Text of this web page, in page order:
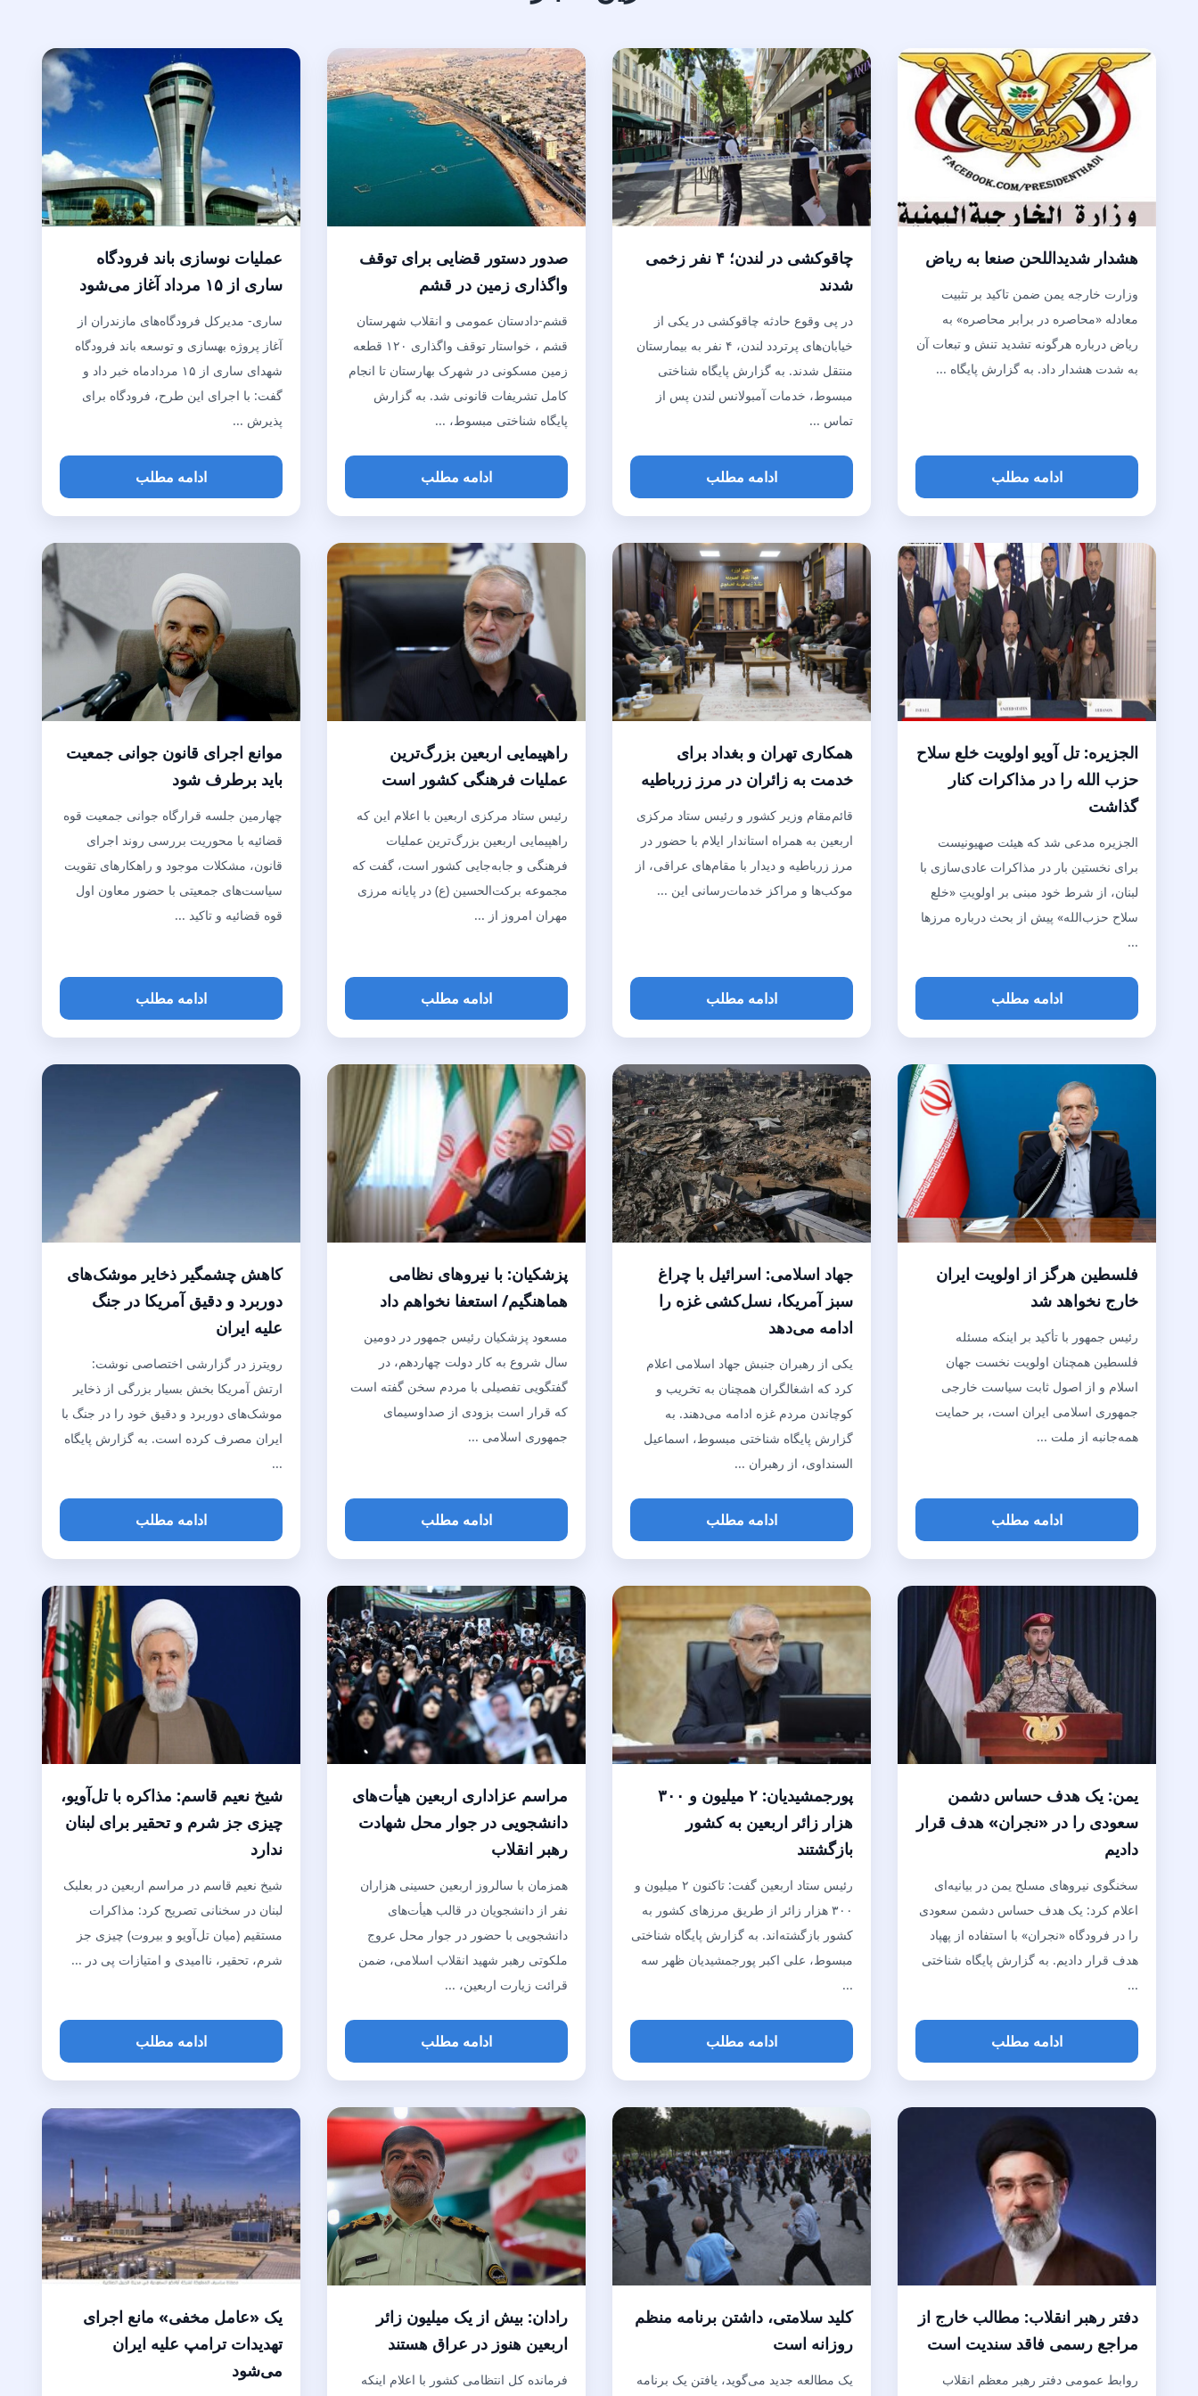
هشدار شدیداللحن صنعا به ریاض
وزارت خارجه یمن ضمن تاکید بر تثبیت
معادله «محاصره در برابر محاصره» به
ریاض درباره هرگونه تشدید تنش و تبعات آن
به شدت هشدار داد. به گزارش پایگاه ...
ادامه مطلب
چاقوکشی در لندن؛ ۴ نفر زخمی
شدند
در پی وقوع حادثه چاقوکشی در یکی از
خیابان‌های پرتردد لندن، ۴ نفر به بیمارستان
منتقل شدند. به گزارش پایگاه شناختی
مبسوط، خدمات آمبولانس لندن پس از
تماس ...
ادامه مطلب
صدور دستور قضایی برای توقف
واگذاری زمین در قشم
قشم-دادستان عمومی و انقلاب شهرستان
قشم ، خواستار توقف واگذاری ۱۲۰ قطعه
زمین مسکونی در شهرک بهارستان تا انجام
کامل تشریفات قانونی شد. به گزارش
پایگاه شناختی مبسوط، ...
ادامه مطلب
عملیات نوسازی باند فرودگاه
ساری از ۱۵ مرداد آغاز می‌شود
ساری- مدیرکل فرودگاه‌های مازندران از
آغاز پروژه بهسازی و توسعه باند فرودگاه
شهدای ساری از ۱۵ مردادماه خبر داد و
گفت: با اجرای این طرح، فرودگاه برای
پذیرش ...
ادامه مطلب
الجزیره: تل آویو اولویت خلع سلاح
حزب الله را در مذاکرات کنار
گذاشت
الجزیره مدعی شد که هیئت صهیونیست
برای نخستین بار در مذاکرات عادی‌سازی با
لبنان، از شرط خود مبنی بر اولویتِ «خلع
سلاح حزب‌الله» پیش از بحث درباره مرزها
...
ادامه مطلب
همکاری تهران و بغداد برای
خدمت به زائران در مرز زرباطیه
قائم‌مقام وزیر کشور و رئیس ستاد مرکزی
اربعین به همراه استاندار ایلام با حضور در
مرز زرباطیه و دیدار با مقام‌های عراقی، از
موکب‌ها و مراکز خدمات‌رسانی این ...
ادامه مطلب
راهپیمایی اربعین بزرگ‌ترین
عملیات فرهنگی کشور است
رئیس ستاد مرکزی اربعین با اعلام این که
راهپیمایی اربعین بزرگ‌ترین عملیات
فرهنگی و جابه‌جایی کشور است، گفت که
مجموعه برکت‌الحسین (ع) در پایانه مرزی
مهران امروز از ...
ادامه مطلب
موانع اجرای قانون جوانی جمعیت
باید برطرف شود
چهارمین جلسه قرارگاه جوانی جمعیت قوه
قضائیه با محوریت بررسی روند اجرای
قانون، مشکلات موجود و راهکار‌های تقویت
سیاست‌های جمعیتی با حضور معاون اول
قوه قضائیه و تاکید ...
ادامه مطلب
فلسطین هرگز از اولویت ایران
خارج نخواهد شد
رئیس جمهور با تأکید بر اینکه مسئله
فلسطین همچنان اولویت نخست جهان
اسلام و از اصول ثابت سیاست خارجی
جمهوری اسلامی ایران است، بر حمایت
همه‌جانبه از ملت ...
ادامه مطلب
جهاد اسلامی: اسرائیل با چراغ
سبز آمریکا، نسل‌کشی غزه را
ادامه می‌دهد
یکی از رهبران جنبش جهاد اسلامی اعلام
کرد که اشغالگران همچنان به تخریب و
کوچاندن مردم غزه ادامه می‌دهند. به
گزارش پایگاه شناختی مبسوط، اسماعیل
السنداوی، از رهبران ...
ادامه مطلب
پزشکیان: با نیروهای نظامی
هماهنگیم/ استعفا نخواهم داد
مسعود پزشکیان رئیس جمهور در دومین
سال شروع به کار دولت چهاردهم، در
گفتگویی تفصیلی با مردم سخن گفته است
که قرار است بزودی از صداوسیمای
جمهوری اسلامی ...
ادامه مطلب
کاهش چشمگیر ذخایر موشک‌های
دوربرد و دقیق آمریکا در جنگ
علیه ایران
رویترز در گزارشی اختصاصی نوشت:
ارتش آمریکا بخش بسیار بزرگی از ذخایر
موشک‌های دوربرد و دقیق خود را در جنگ با
ایران مصرف کرده است. به گزارش پایگاه
...
ادامه مطلب
یمن: یک هدف حساس دشمن
سعودی را در «نجران» هدف قرار
دادیم
سخنگوی نیروهای مسلح یمن در بیانیه‌ای
اعلام کرد: یک هدف حساس دشمن سعودی
را در فرودگاه «نجران» با استفاده از پهپاد
هدف قرار دادیم. به گزارش پایگاه شناختی
...
ادامه مطلب
پورجمشیدیان: ۲ میلیون و ۳۰۰
هزار زائر اربعین به کشور
بازگشتند
رئیس ستاد اربعین گفت: تاکنون ۲ میلیون و
۳۰۰ هزار زائر از طریق مرزهای کشور به
کشور بازگشته‌اند. به گزارش پایگاه شناختی
مبسوط، علی اکبر پورجمشیدیان ظهر سه
...
ادامه مطلب
مراسم عزاداری اربعین هیأت‌های
دانشجویی در جوار محل شهادت
رهبر انقلاب
همزمان با سالروز اربعین حسینی هزاران
نفر از دانشجویان در قالب هیأت‌های
دانشجویی با حضور در جوار محل عروج
ملکوتی رهبر شهید انقلاب اسلامی، ضمن
قرائت زیارت اربعین، ...
ادامه مطلب
شیخ نعیم قاسم: مذاکره با تل‌آویو،
چیزی جز شرم و تحقیر برای لبنان
ندارد
شیخ نعیم قاسم در مراسم اربعین در بعلبک
لبنان در سخنانی تصریح کرد: مذاکرات
مستقیم (میان تل‌آویو و بیروت) چیزی جز
شرم، تحقیر، ناامیدی و امتیازات پی در ...
ادامه مطلب
دفتر رهبر انقلاب: مطالب خارج از
مراجع رسمی فاقد سندیت است
روابط عمومی دفتر رهبر معظم انقلاب
کلید سلامتی، داشتن برنامه منظم
روزانه است
یک مطالعه جدید می‌گوید، یافتن یک برنامه
رادان: بیش از یک میلیون زائر
اربعین هنوز در عراق هستند
فرمانده کل انتظامی کشور با اعلام اینکه
یک «عامل مخفی» مانع اجرای
تهدیدات ترامپ علیه ایران
می‌شود